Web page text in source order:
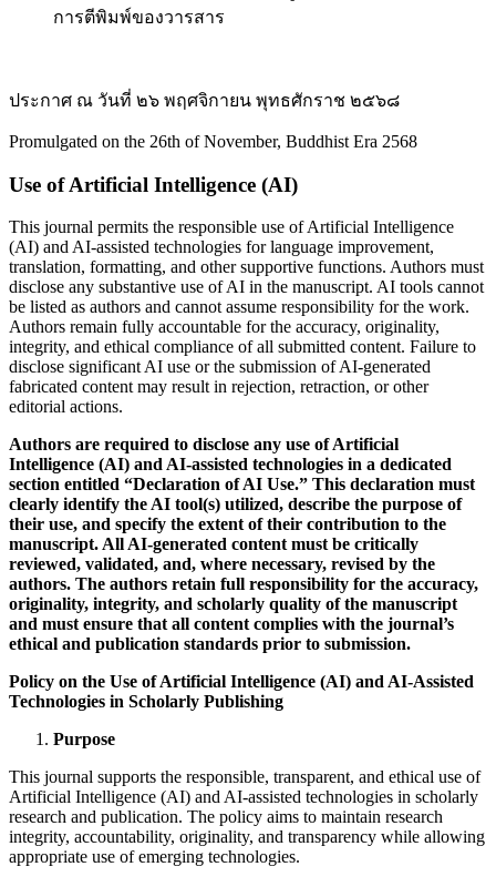
การตีพิมพ์ของวารสาร
ประกาศ ณ วันที่ ๒๖ พฤศจิกายน พุทธศักราช ๒๕๖๘
Promulgated on the 26th of November, Buddhist Era 2568
Use of Artificial Intelligence (AI)
This journal permits the responsible use of Artificial Intelligence
(AI) and AI-assisted technologies for language improvement,
translation, formatting, and other supportive functions. Authors must
disclose any substantive use of AI in the manuscript. AI tools cannot
be listed as authors and cannot assume responsibility for the work.
Authors remain fully accountable for the accuracy, originality,
integrity, and ethical compliance of all submitted content. Failure to
disclose significant AI use or the submission of AI-generated
fabricated content may result in rejection, retraction, or other
editorial actions.
Authors are required to disclose any use of Artificial
Intelligence (AI) and AI-assisted technologies in a dedicated
section entitled “Declaration of AI Use.” This declaration must
clearly identify the AI tool(s) utilized, describe the purpose of
their use, and specify the extent of their contribution to the
manuscript. All AI-generated content must be critically
reviewed, validated, and, where necessary, revised by the
authors. The authors retain full responsibility for the accuracy,
originality, integrity, and scholarly quality of the manuscript
and must ensure that all content complies with the journal’s
ethical and publication standards prior to submission.
Policy on the Use of Artificial Intelligence (AI) and AI-Assisted
Technologies in Scholarly Publishing
Purpose
This journal supports the responsible, transparent, and ethical use of
Artificial Intelligence (AI) and AI-assisted technologies in scholarly
research and publication. The policy aims to maintain research
integrity, accountability, originality, and transparency while allowing
appropriate use of emerging technologies.